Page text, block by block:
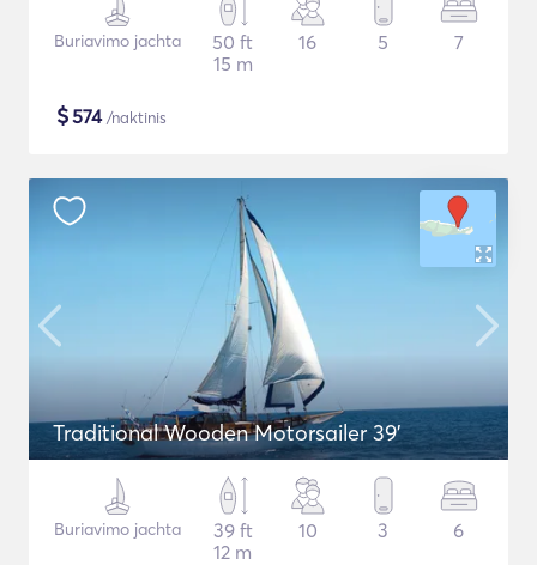
Buriavimo jachta
50 ft
15 m
16 5 7
$574/naktinis
Traditional Wooden Motorsailer 39'
Buriavimo jachta
39 ft
12 m
10 3 6